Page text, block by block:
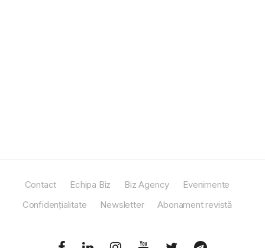
Contact Echipa Biz Biz Agency
Evenimente
Confidențialitate
Newsletter Abonament revistă